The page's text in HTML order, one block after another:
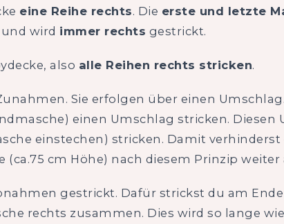
eine Reihe rechts. Die erste und letzte
und wird immer rechts gestrickt.
also alle Reihen rechts stricken.
Sie erfolgen über einen
einen Umschlag stricken.
einstechen) stricken. Damit verhinderst
(ca.75 cm Höhe) nach diesem Prinzip weiter
gestrickt. Dafür strickst du am Ende
rechts zusammen. Dies wird so lange